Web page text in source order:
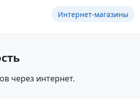
Интернет-магазины
через интернет.